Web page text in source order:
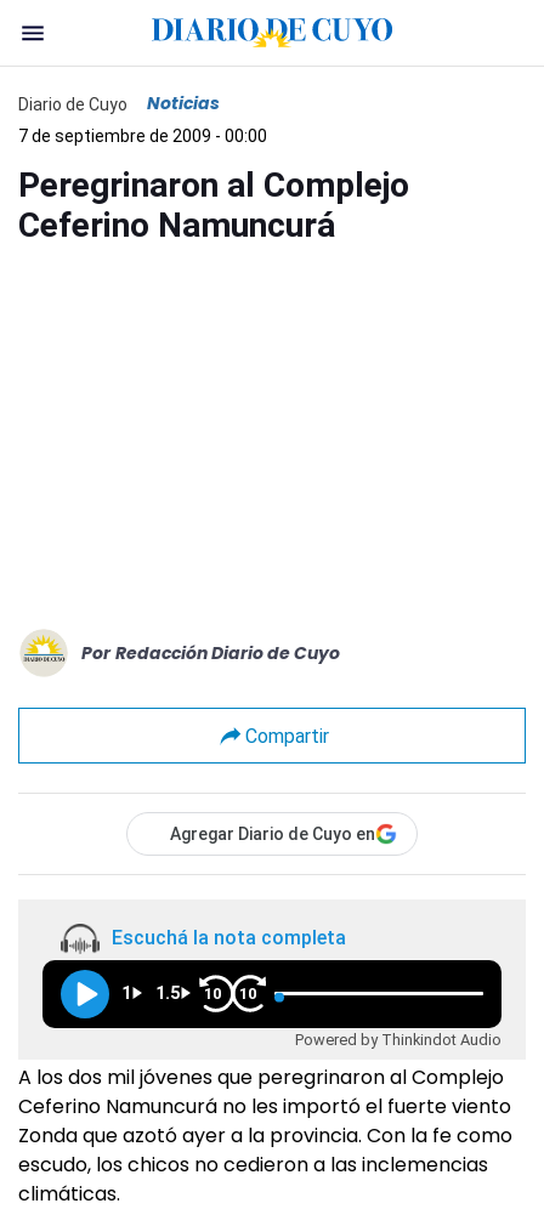
Diario de Cuyo Noticias
7 de septiembre de 2009 - 00:00
Peregrinaron al Complejo
Ceferino Namuncurá
Por Redacción Diario de Cuyo
Compartir
Agregar Diario de Cuyo en
Escuchá la nota completa
1 1.5 10 10
Powered by Thinkindot Audio
A los dos mil jóvenes que peregrinaron al Complejo
Ceferino Namuncurá no les importó el fuerte viento
Zonda que azotó ayer a la provincia. Con la fe como
escudo, los chicos no cedieron a las inclemencias
climáticas.